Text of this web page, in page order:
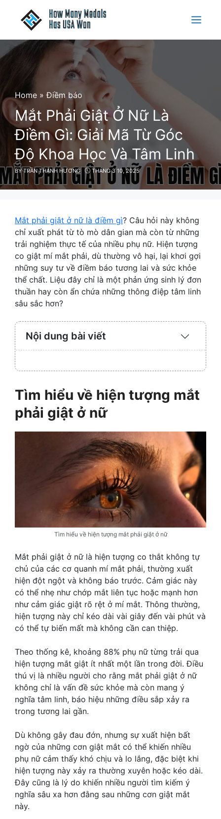
content
Menu
Home »Điềm báo
Mắt Phải Giật Ở Nữ Là
Điềm Gì: Giải Mã Từ Góc
Độ Khoa Học Và Tâm Linh
BYTRẦN THANH HƯƠNG THÁNG 3 10, 2025
Mắt phải giật ở nữ là điềm gì? Câu hỏi này không
chỉ xuất phát từ tò mò dân gian mà còn từ những
trải nghiệm thực tế của nhiều phụ nữ. Hiện tượng
co giật mí mắt phải, dù thường vô hại, lại khơi gợi
những suy tư về điềm báo tương lai và sức khỏe
thể chất. Liệu đây chỉ là một phản ứng sinh lý đơn
thuần hay còn ẩn chứa những thông điệp tâm linh
sâu sắc hơn?
Nội dung bài viết
Expand
Tìm hiểu về hiện tượng mắt
phải giật ở nữ
Tìm hiểu về hiện tượng mắt phải giật ở nữ
Mắt phải giật ở nữ là hiện tượng co thắt không tự
chủ của các cơ quanh mí mắt phải, thường xuất
hiện đột ngột và không báo trước. Cảm giác này
có thể nhẹ như chớp mắt liên tục hoặc mạnh hơn
như cảm giác giật rõ rệt ở mí mắt. Thông thường,
hiện tượng này chỉ kéo dài vài giây đến vài phút và
có thể tự biến mất mà không cần can thiệp.
Theo thống kê, khoảng 88% phụ nữ từng trải qua
hiện tượng mắt giật ít nhất một lần trong đời. Điều
thú vị là nhiều người cho rằng mắt phải giật ở nữ
không chỉ là vấn đề sức khỏe mà còn mang ý
nghĩa tâm linh, báo hiệu những điều sắp xảy ra
trong tương lai gần.
Dù không gây đau đớn, nhưng sự xuất hiện bất
ngờ của những cơn giật mắt có thể khiến nhiều
phụ nữ cảm thấy khó chịu và lo lắng, đặc biệt khi
hiện tượng này xảy ra thường xuyên hoặc kéo dài.
Đây cũng là lý do khiến nhiều người tìm kiếm ý
nghĩa sâu xa hơn đằng sau những cơn giật mắt
này.